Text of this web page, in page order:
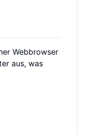
Webbrowser
aus, was